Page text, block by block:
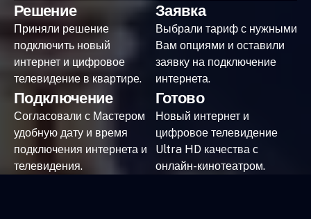
Решение
Приняли решение
подключить новый
интернет и цифровое
телевидение в квартире.
Заявка
Выбрали тариф с нужными
Вам опциями и оставили
заявку на подключение
интернета.
Подключение
Согласовали с Мастером
удобную дату и время
подключения интернета и
телевидения.
Готово
Новый интернет и
цифровое телевидение
Ultra HD качества с
онлайн-кинотеатром.